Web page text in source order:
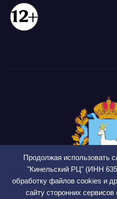
Продолжая использовать
"Кинельский РЦ" (ИНН
обработку файлов cookies и
сайту сторонних